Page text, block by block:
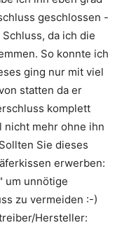
geschlossen -
da ich die
So konnte ich
ging nur mit viel
statten da er
komplett
nicht mehr ohne ihn
Sie dieses
erwerben:
um unnötige
zu vermeiden :-)
Hersteller: